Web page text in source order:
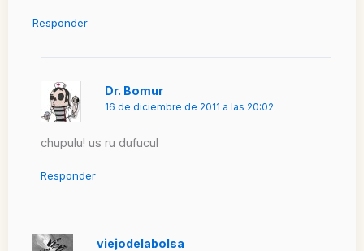
Responder
Dr. Bomur
16 de diciembre de 2011 a las 20:02
chupulu! us ru dufucul
Responder
viejodelabolsa